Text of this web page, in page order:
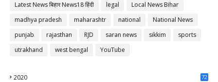
Latest News बिहार News18 हिंदी
legal
Local News Bihar
madhya pradesh
maharashtr national
National News
punjab
rajasthan RJD saran news sikkim
sports
utrakhand
west bengal YouTube
2020
72